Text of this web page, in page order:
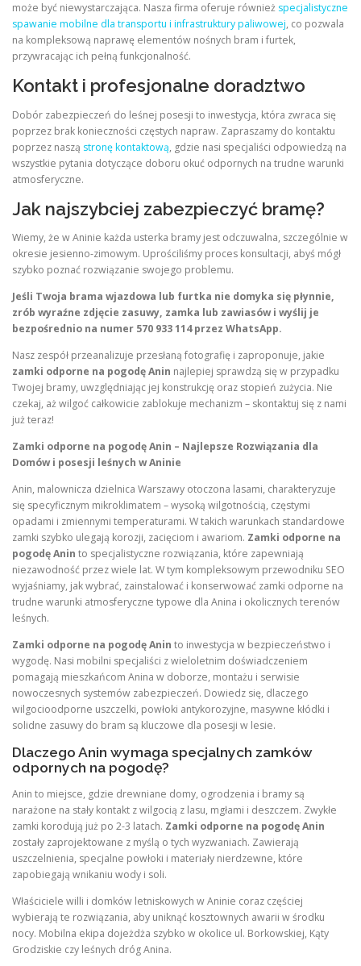
może być niewystarczająca. Nasza firma oferuje również specjalistyczne
spawanie mobilne dla transportu i infrastruktury paliwowej, co pozwala
na kompleksową naprawę elementów nośnych bram i furtek,
przywracając ich pełną funkcjonalność.
Kontakt i profesjonalne doradztwo
Dobór zabezpieczeń do leśnej posesji to inwestycja, która zwraca się
poprzez brak konieczności częstych napraw. Zapraszamy do kontaktu
poprzez naszą stronę kontaktową, gdzie nasi specjaliści odpowiedzą na
wszystkie pytania dotyczące doboru okuć odpornych na trudne warunki
atmosferyczne.
Jak najszybciej zabezpieczyć bramę?
Wiemy, że w Aninie każda usterka bramy jest odczuwalna, szczególnie w
okresie jesienno-zimowym. Uprościliśmy proces konsultacji, abyś mógł
szybko poznać rozwiązanie swojego problemu.
Jeśli Twoja brama wjazdowa lub furtka nie domyka się płynnie,
zrób wyraźne zdjęcie zasuwy, zamka lub zawiasów i wyślij je
bezpośrednio na numer 570 933 114 przez WhatsApp.
Nasz zespół przeanalizuje przesłaną fotografię i zaproponuje, jakie
zamki odporne na pogodę Anin najlepiej sprawdzą się w przypadku
Twojej bramy, uwzględniając jej konstrukcję oraz stopień zużycia. Nie
czekaj, aż wilgoć całkowicie zablokuje mechanizm – skontaktuj się z nami
już teraz!
Zamki odporne na pogodę Anin – Najlepsze Rozwiązania dla
Domów i posesji leśnych w Aninie
Anin, malownicza dzielnica Warszawy otoczona lasami, charakteryzuje
się specyficznym mikroklimatem – wysoką wilgotnością, częstymi
opadami i zmiennymi temperaturami. W takich warunkach standardowe
zamki szybko ulegają korozji, zacięciom i awariom. Zamki odporne na
pogodę Anin to specjalistyczne rozwiązania, które zapewniają
niezawodność przez wiele lat. W tym kompleksowym przewodniku SEO
wyjaśniamy, jak wybrać, zainstalować i konserwować zamki odporne na
trudne warunki atmosferyczne typowe dla Anina i okolicznych terenów
leśnych.
Zamki odporne na pogodę Anin to inwestycja w bezpieczeństwo i
wygodę. Nasi mobilni specjaliści z wieloletnim doświadczeniem
pomagają mieszkańcom Anina w doborze, montażu i serwisie
nowoczesnych systemów zabezpieczeń. Dowiedz się, dlaczego
wilgocioodporne uszczelki, powłoki antykorozyjne, masywne kłódki i
solidne zasuwy do bram są kluczowe dla posesji w lesie.
Dlaczego Anin wymaga specjalnych zamków
odpornych na pogodę?
Anin to miejsce, gdzie drewniane domy, ogrodzenia i bramy są
narażone na stały kontakt z wilgocią z lasu, mgłami i deszczem. Zwykłe
zamki korodują już po 2-3 latach. Zamki odporne na pogodę Anin
zostały zaprojektowane z myślą o tych wyzwaniach. Zawierają
uszczelnienia, specjalne powłoki i materiały nierdzewne, które
zapobiegają wnikaniu wody i soli.
Właściciele willi i domków letniskowych w Aninie coraz częściej
wybierają te rozwiązania, aby uniknąć kosztownych awarii w środku
nocy. Mobilna ekipa dojeżdża szybko w okolice ul. Borkowskiej, Kąty
Grodziskie czy leśnych dróg Anina.